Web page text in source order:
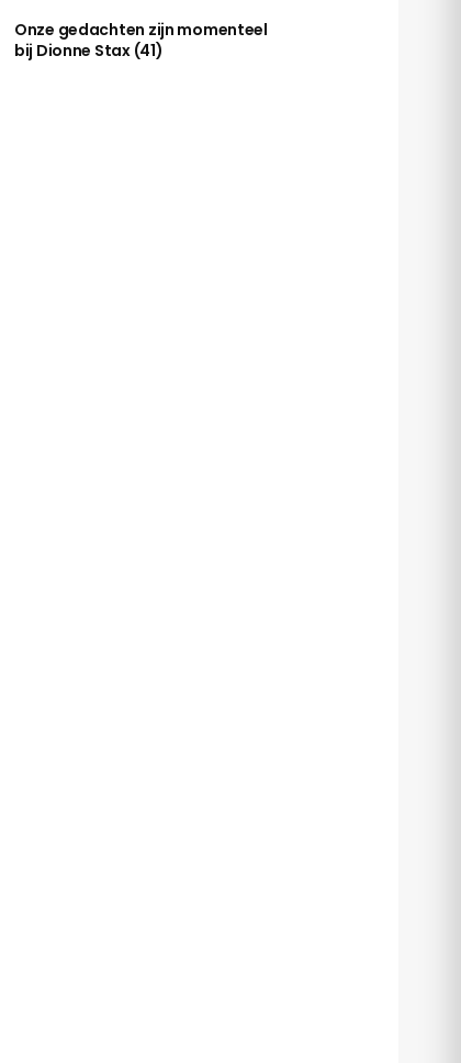
Onze gedachten zijn momenteel
bij Dionne Stax (41)